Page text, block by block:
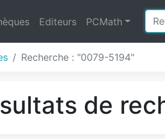
Editeurs PCMath
Recherche : "0079-5194"
de